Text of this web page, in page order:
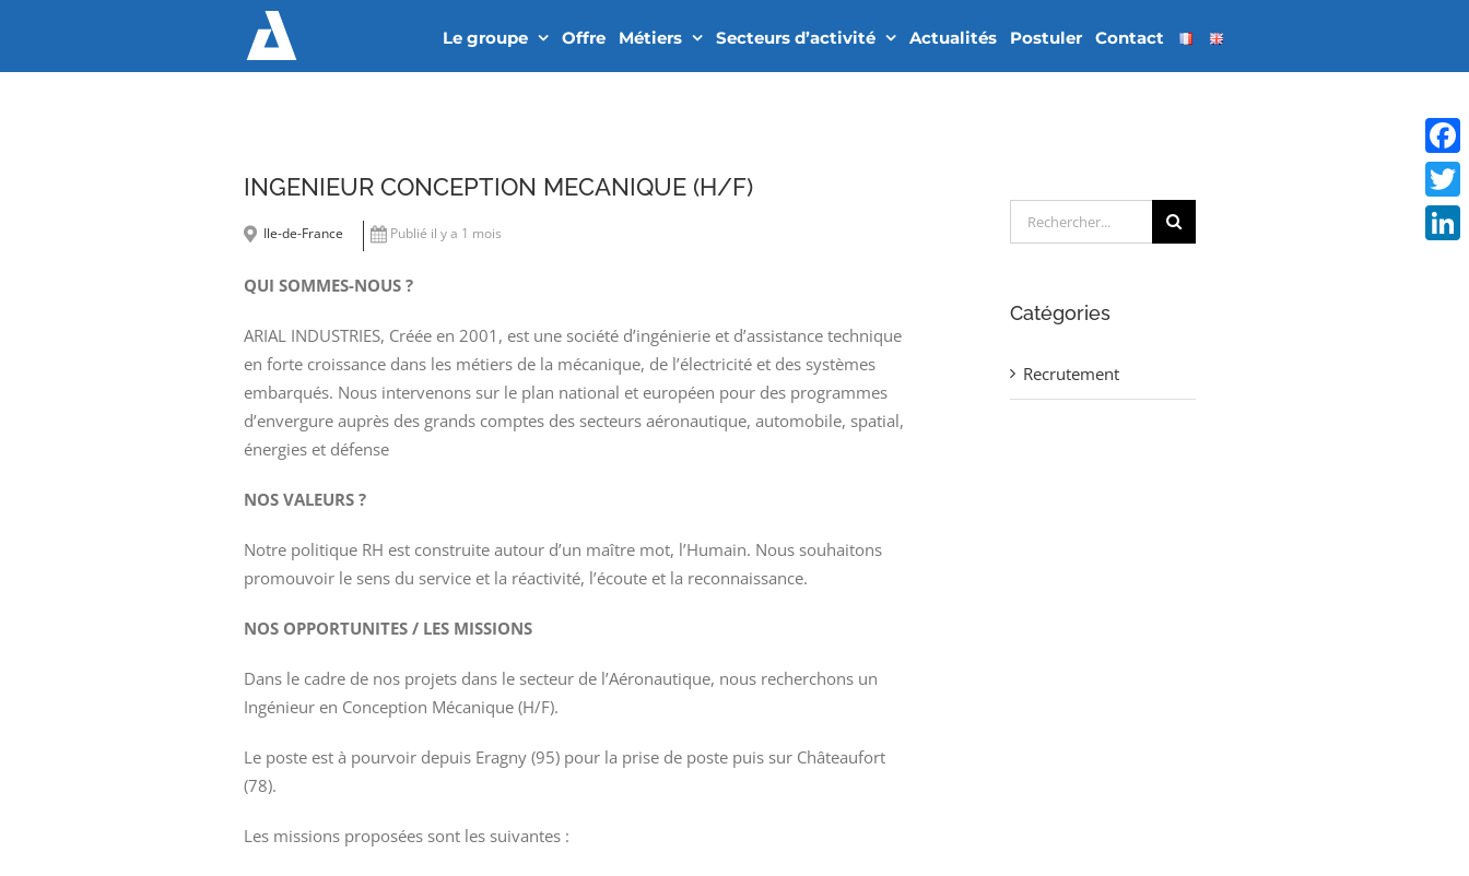
contenu
Le groupe Offre Métiers Secteurs d’activité Actualités Postuler Contact
INGENIEUR CONCEPTION MECANIQUE (H/F)
Ile-de-France Publié il y a 1 mois
QUI SOMMES-NOUS ?
ARIAL INDUSTRIES, Créée en 2001, est une société d’ingénierie et d’assistance technique
en forte croissance dans les métiers de la mécanique, de l’électricité et des systèmes
embarqués. Nous intervenons sur le plan national et européen pour des programmes
d’envergure auprès des grands comptes des secteurs aéronautique, automobile, spatial,
énergies et défense
NOS VALEURS ?
Notre politique RH est construite autour d’un maître mot, l’Humain. Nous souhaitons
promouvoir le sens du service et la réactivité, l’écoute et la reconnaissance.
NOS OPPORTUNITES / LES MISSIONS
Dans le cadre de nos projets dans le secteur de l’Aéronautique, nous recherchons un
Ingénieur en Conception Mécanique (H/F).
Le poste est à pourvoir depuis Eragny (95) pour la prise de poste puis sur Châteaufort
(78).
Les missions proposées sont les suivantes :
Rechercher:
Catégories
Recrutement